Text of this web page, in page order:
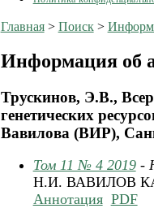
Главная> Поиск>
Информация об
Трускинов, Э.В.,
генетических
Вавилова (ВИР),
Том 11 № 4 2019-
Н.И. ВАВИЛОВ
Аннотация PDF